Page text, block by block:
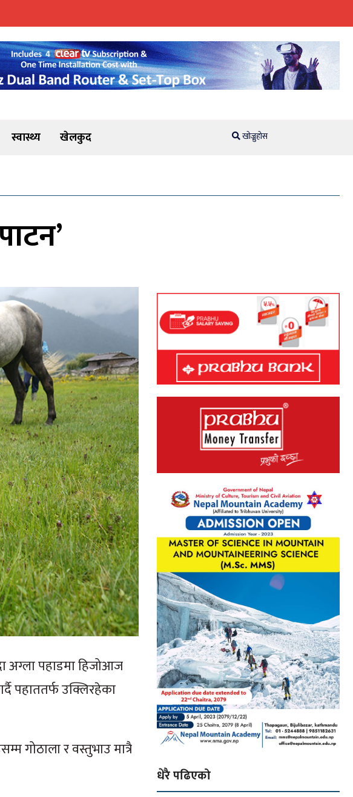
स्वास्थ्य खेलकुद खोज्नुहोस
अग्ला पहाडमा हिजोआज
पहाततर्फ उक्लिरहेका
गोठाला र वस्तुभाउ मात्रै
धेरै पढिएको